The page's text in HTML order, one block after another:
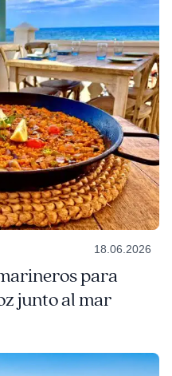
18.06.2026
para
junto al mar